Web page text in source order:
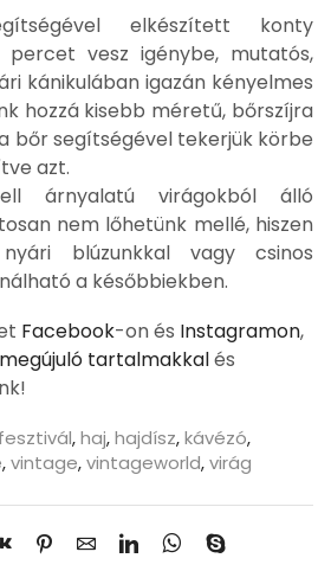
elkészített konty
percet vesz igénybe, mutatós,
kánikulában igazán kényelmes
hozzá kisebb méretű, bőrszíjra
bőr segítségével tekerjük körbe
azt.
árnyalatú virágokból álló
nem lőhetünk mellé, hiszen
blúzunkkal vagy csinos
a későbbiekben.
Facebook-on és Instagramon,
megújuló tartalmakkalés
fesztivál,haj,hajdísz,kávézó,
,vintage,vintageworld,virág